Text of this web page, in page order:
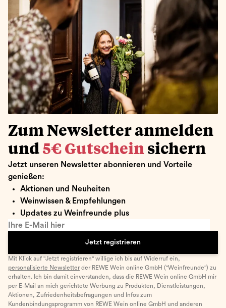
Zum Newsletter anmelden
und 5€ Gutschein sichern
Jetzt unseren Newsletter abonnieren und Vorteile
genießen:
Aktionen und Neuheiten
Weinwissen & Empfehlungen
Updates zu Weinfreunde plus
Ihre E-Mail hier
Jetzt registrieren
Mit Klick auf "Jetzt registrieren" willige ich bis auf Widerruf ein,
personalisierte Newsletter der REWE Wein online GmbH ("Weinfreunde") zu
erhalten. Ich bin damit einverstanden, dass die REWE Wein online GmbH mir
per E-Mail an mich gerichtete Werbung zu Produkten, Dienstleistungen,
Aktionen, Zufriedenheitsbefragungen und Infos zum
Kundenbindungsprogramm von REWE Wein online GmbH und anderen